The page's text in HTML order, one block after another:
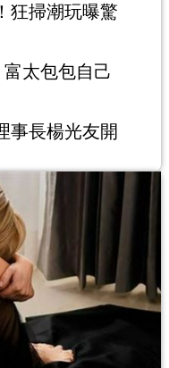
狂掃潮玩曝驚
太包包自己
長楊光友開